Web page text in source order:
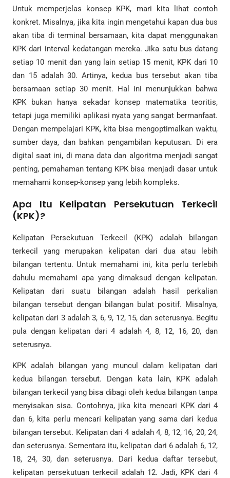
Untuk memperjelas konsep KPK, mari kita lihat contoh
konkret. Misalnya, jika kita ingin mengetahui kapan dua bus
akan tiba di terminal bersamaan, kita dapat menggunakan
KPK dari interval kedatangan mereka. Jika satu bus datang
setiap 10 menit dan yang lain setiap 15 menit, KPK dari 10
dan 15 adalah 30. Artinya, kedua bus tersebut akan tiba
bersamaan setiap 30 menit. Hal ini menunjukkan bahwa
KPK bukan hanya sekadar konsep matematika teoritis,
tetapi juga memiliki aplikasi nyata yang sangat bermanfaat.
Dengan mempelajari KPK, kita bisa mengoptimalkan waktu,
sumber daya, dan bahkan pengambilan keputusan. Di era
digital saat ini, di mana data dan algoritma menjadi sangat
penting, pemahaman tentang KPK bisa menjadi dasar untuk
memahami konsep-konsep yang lebih kompleks.
Apa Itu Kelipatan Persekutuan Terkecil
(KPK)?
Kelipatan Persekutuan Terkecil (KPK) adalah bilangan
terkecil yang merupakan kelipatan dari dua atau lebih
bilangan tertentu. Untuk memahami ini, kita perlu terlebih
dahulu memahami apa yang dimaksud dengan kelipatan.
Kelipatan dari suatu bilangan adalah hasil perkalian
bilangan tersebut dengan bilangan bulat positif. Misalnya,
kelipatan dari 3 adalah 3, 6, 9, 12, 15, dan seterusnya. Begitu
pula dengan kelipatan dari 4 adalah 4, 8, 12, 16, 20, dan
seterusnya.
KPK adalah bilangan yang muncul dalam kelipatan dari
kedua bilangan tersebut. Dengan kata lain, KPK adalah
bilangan terkecil yang bisa dibagi oleh kedua bilangan tanpa
menyisakan sisa. Contohnya, jika kita mencari KPK dari 4
dan 6, kita perlu mencari kelipatan yang sama dari kedua
bilangan tersebut. Kelipatan dari 4 adalah 4, 8, 12, 16, 20, 24,
dan seterusnya. Sementara itu, kelipatan dari 6 adalah 6, 12,
18, 24, 30, dan seterusnya. Dari kedua daftar tersebut,
kelipatan persekutuan terkecil adalah 12. Jadi, KPK dari 4